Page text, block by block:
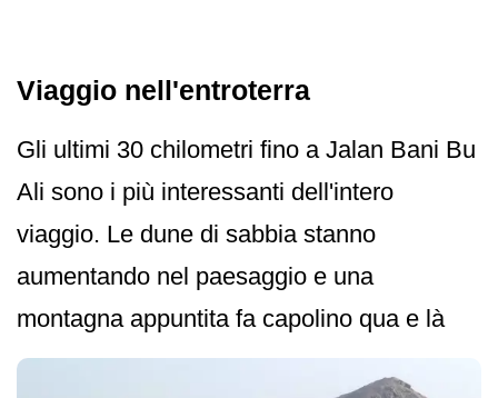
Viaggio nell'entroterra
Gli ultimi 30 chilometri fino a Jalan Bani Bu
Ali sono i più interessanti dell'intero
viaggio. Le dune di sabbia stanno
aumentando nel paesaggio e una
montagna appuntita fa capolino qua e là